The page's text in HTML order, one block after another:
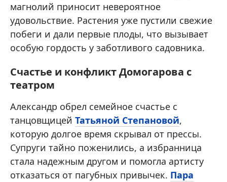
магнолий приносит невероятное
удовольствие. Растения уже пустили свежие
побеги и дали первые плоды, что вызывает
особую гордость у заботливого садовника.
Счастье и конфликт Домогарова с
театром
Александр обрел семейное счастье с
танцовщицей Татьяной Степановой,
которую долгое время скрывал от прессы.
Супруги тайно поженились, а избранница
стала надежным другом и помогла артисту
отказаться от пагубных привычек. Пара